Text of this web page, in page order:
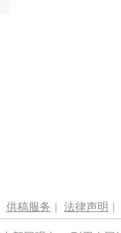
供稿服务 | 法律声明 |